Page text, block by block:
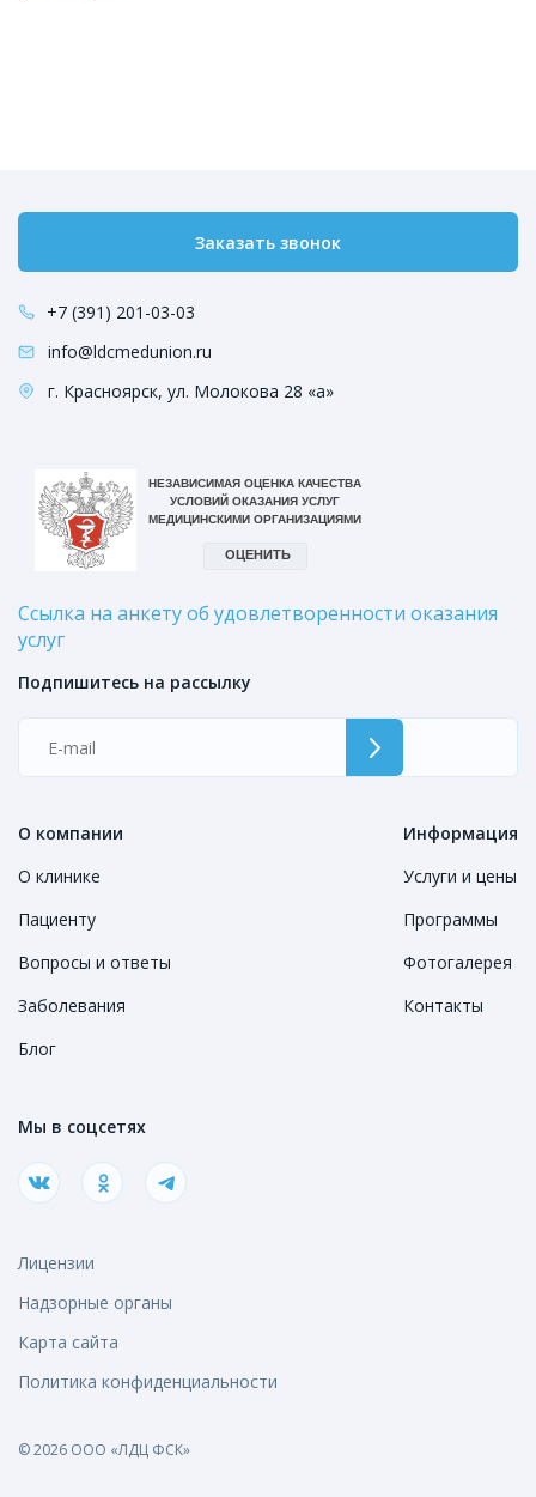
Заказать звонок
+7 (391) 201-03-03
info@ldcmedunion.ru
г. Красноярск, ул. Молокова 28 «а»
Ссылка на анкету об удовлетворенности оказания
услуг
О компании
О клинике
Пациенту
Вопросы и ответы
Заболевания
Блог
Информация
Услуги и цены
Программы
Фотогалерея
Контакты
Подпишитесь на рассылку
Мы в соцсетях
Лицензии
Надзорные органы
Карта сайта
Политика конфиденциальности
© 2026 ООО «ЛДЦ ФСК»